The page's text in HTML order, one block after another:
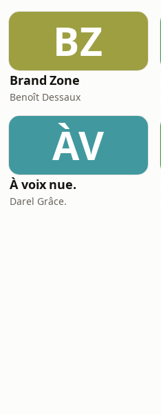
BZ
Brand Zone
Benoît Dessaux
ÀV
À voix nue.
Darel Grâce.